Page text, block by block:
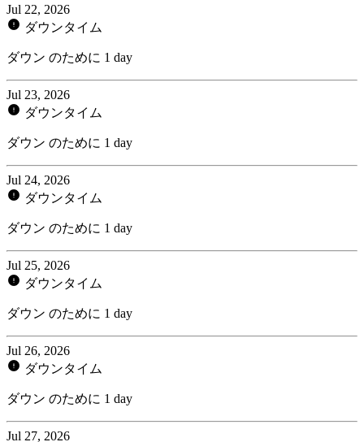
Jul 22, 2026
ダウンタイム
ダウン のために 1 day
Jul 23, 2026
ダウンタイム
ダウン のために 1 day
Jul 24, 2026
ダウンタイム
ダウン のために 1 day
Jul 25, 2026
ダウンタイム
ダウン のために 1 day
Jul 26, 2026
ダウンタイム
ダウン のために 1 day
Jul 27, 2026